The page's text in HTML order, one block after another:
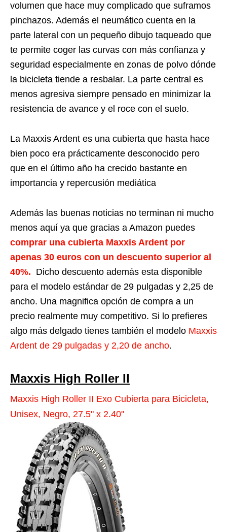
volumen que hace muy complicado que suframos
pinchazos. Además el neumático cuenta en la
parte lateral con un pequeño dibujo taqueado que
te permite coger las curvas con más confianza y
seguridad especialmente en zonas de polvo dónde
la bicicleta tiende a resbalar. La parte central es
menos agresiva siempre pensado en minimizar la
resistencia de avance y el roce con el suelo.
La Maxxis Ardent es una cubierta que hasta hace
bien poco era prácticamente desconocido pero
que en el último año ha crecido bastante en
importancia y repercusión mediática
Además las buenas noticias no terminan ni mucho
menos aquí ya que gracias a Amazon puedes
comprar una cubierta Maxxis Ardent por
apenas 30 euros con un descuento superior al
40%. Dicho descuento además esta disponible
para el modelo estándar de 29 pulgadas y 2,25 de
ancho. Una magnifica opción de compra a un
precio realmente muy competitivo. Si lo prefieres
algo más delgado tienes también el modelo Maxxis
Ardent de 29 pulgadas y 2,20 de ancho.
Maxxis High Roller II
Maxxis High Roller II Exo Cubierta para Bicicleta,
Unisex, Negro, 27.5" x 2.40"